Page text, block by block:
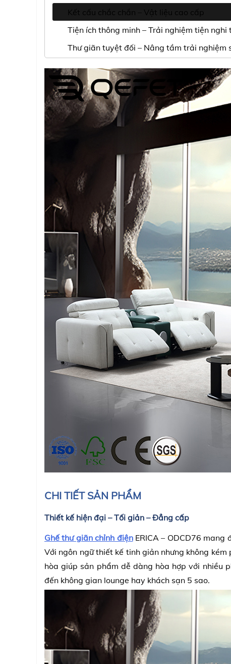
Kết cấu chắc chắn – Vật liệu cao cấp
Tiện ích thông minh – Trải nghiệm tiện nghi
Thư giãn tuyệt đối – Nâng tầm trải nghiệm
CHI TIẾT SẢN PHẨM
Thiết kế hiện đại – Tối giản – Đẳng cấp
Ghế thư giãn chỉnh điệnERICA – ODCD76 mang
Với ngôn ngữ thiết kế tinh giản nhưng không
hòa giúp sản phẩm dễ dàng hòa hợp với nhiều
đến không gian lounge hay khách sạn 5 sao.